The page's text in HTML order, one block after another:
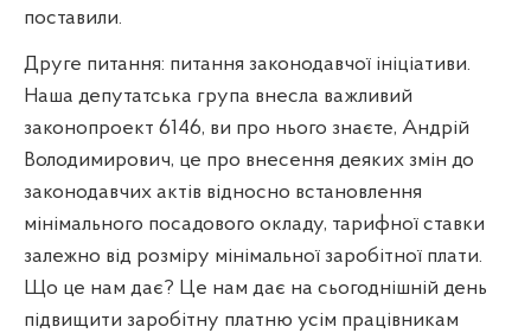
поставили.
Друге питання: питання законодавчої ініціативи.
Наша депутатська група внесла важливий
законопроект 6146, ви про нього знаєте, Андрій
Володимирович, це про внесення деяких змін до
законодавчих актів відносно встановлення
мінімального посадового окладу, тарифної ставки
залежно від розміру мінімальної заробітної плати.
Що це нам дає? Це нам дає на сьогоднішній день
підвищити заробітну платню усім працівникам